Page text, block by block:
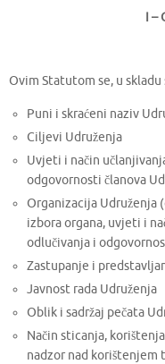
I –
Ovim Statutom se, u skladu
Puni i skraćeni naziv
Ciljevi Udruženja
Uvjeti i način
odgovornosti članova
Organizacija Udruženja
izbora organa, uvjeti i
odlučivanja i
Zastupanje i
Javnost rada Udruženja
Oblik i sadržaj pečata
Način sticanja,
nadzor nad korištenjem